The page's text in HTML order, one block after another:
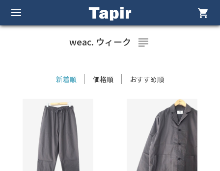
shopping_cart
weac. ウィーク subject
新着順 価格順 おすすめ順